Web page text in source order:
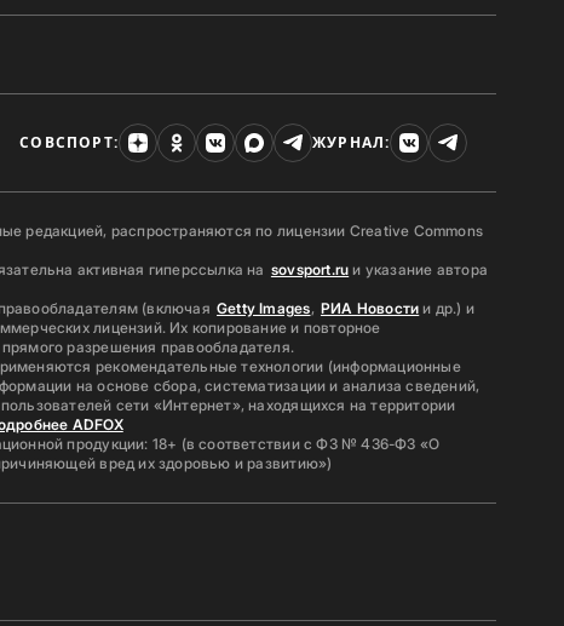
СОВСПОРТ: ЖУРНАЛ:
редакцией, распространяются по лицензии Creative Commons
активная гиперссылка на sovsport.ru и указание автора
(включая Getty Images, РИА Новости и др.) и
лицензий. Их копирование и повторное
разрешения правообладателя.
рекомендательные технологии (информационные
на основе сбора, систематизации и анализа сведений,
сети «Интернет», находящихся на территории
ADFOX
продукции: 18+ (в соответствии с ФЗ № 436-ФЗ «О
вред их здоровью и развитию»)